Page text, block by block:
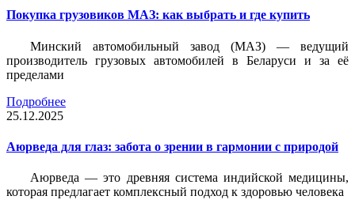
Покупка грузовиков МАЗ: как выбрать и где купить
Минский автомобильный завод (МАЗ) — ведущий
производитель грузовых автомобилей в Беларуси и за её
пределами
Подробнее
25.12.2025
Аюрведа для глаз: забота о зрении в гармонии с природой
Аюрведа — это древняя система индийской медицины,
которая предлагает комплексный подход к здоровью человека